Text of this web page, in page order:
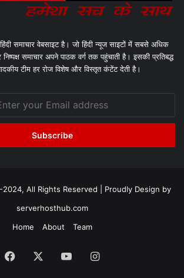
समाचार वेबसाइट है। जो हिंदी न्यूज साइटों में सबसे अधिक
समाचार अपने पाठक वर्ग तक पहुंचाती है। इसकी प्रतिबद्ध
टीम हर रोज विशेष और विस्तृत कंटेंट देती है।
All Rights Reserved | Proudly Design by
serverhosthub.com
Home
About Team
Facebook YouTubeInstagram